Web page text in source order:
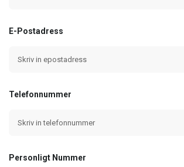
E-Postadress
Telefonnummer
Personligt Nummer